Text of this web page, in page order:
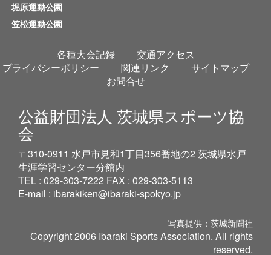
堀原運動公園
笠松運動公園
各種大会記録
交通アクセス
プライバシーポリシー
関連リンク
サイトマップ
お問合せ
公益財団法人 茨城県スポーツ協
会
〒310-0911 水戸市見和1丁目356番地の2 茨城県水戸
生涯学習センター分館内
TEL : 029-303-7222 FAX : 029-303-5113
E-mail : ibarakiken@ibaraki-spokyo.jp
写真提供：茨城新聞社
Copyright 2006 Ibaraki Sports Association. All rights
reserved.